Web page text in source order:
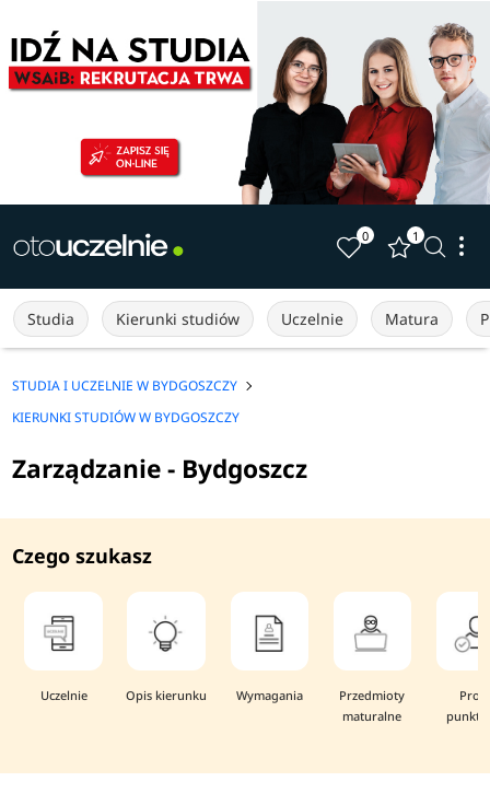
0 1
Studia Kierunki studiów Uczelnie Matura
STUDIA I UCZELNIE W BYDGOSZCZY
KIERUNKI STUDIÓW W BYDGOSZCZY
Zarządzanie - Bydgoszcz
Czego szukasz
Uczelnie Opis kierunku Wymagania
Przedmioty
maturalne